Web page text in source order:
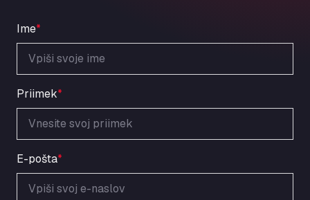
ARAL Autohof Preis
Schellweilerstraße 1, 66871
ARAL Tankstelle - XXL Truckwash.de
GmbH
Obernburger Str. 127, 63811
Ardleigh South Services
a120 westbound, CO77SL
Area 47 Hermanos Rico
Autovia A4 km 47, 28300
Ime*
Priimek*
E-pošta*